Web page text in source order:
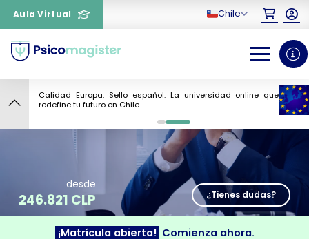
Aula Virtual Chile
Calidad Europa. Sello español. La universidad online que
redefine tu futuro en Chile.
0 1
9
desde
246.821 CLP ¿Tienes dudas?
¡Matrícula abierta! Comienza ahora.